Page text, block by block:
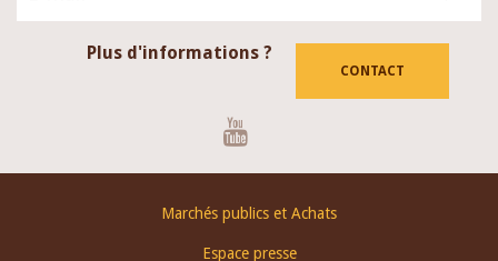
Plus d'informations ?
CONTACT
Marchés publics et Achats
Espace presse